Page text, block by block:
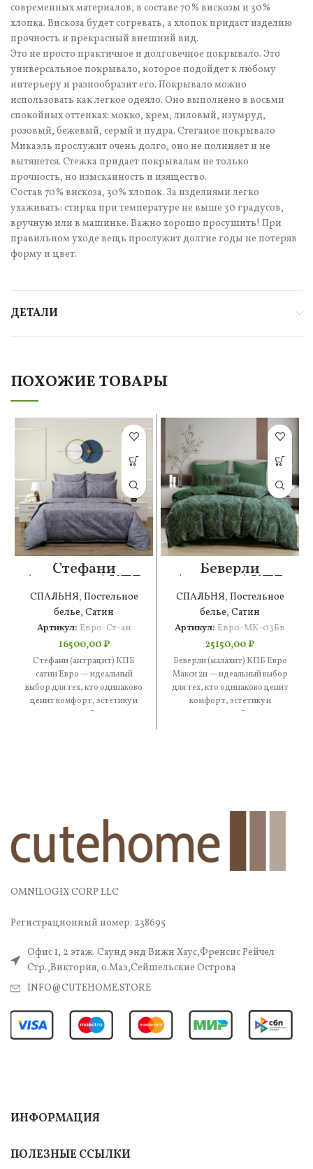
современных материалов, в составе 70% вискозы и 30%
хлопка. Вискоза будет согревать, а хлопок придаст изделию
прочность и прекрасный внешний вид.
Это не просто практичное и долговечное покрывало. Это
универсальное покрывало, которое подойдет к любому
интерьеру и разнообразит его. Покрывало можно
использовать как легкое одеяло. Оно выполнено в восьми
спокойных оттенках: мокко, крем, лиловый, изумруд,
розовый, бежевый, серый и пудра. Стеганое покрывало
Микаэль прослужит очень долго, оно не полиняет и не
вытянется. Стежка придает покрывалам не только
прочность, но изысканность и изящество.
Состав 70% вискоза, 30% хлопок. За изделиями легко
ухаживать: стирка при температуре не выше 30 градусов,
вручную или в машинке. Важно хорошо просушить! При
правильном уходе вещь прослужит долгие годы не потеряв
форму и цвет.
ДЕТАЛИ
ПОХОЖИЕ ТОВАРЫ
Стефани
(антрацит) КПБ
сатин Евро
СПАЛЬНЯ, Постельное
белье, Сатин
Артикул: Евро-Ст-ан
16500,00₽
Стефани (антрацит) КПБ
сатин Евро — идеальный
выбор для тех, кто одинаково
ценит комфорт, эстетику и
практичность. В составе —
Беверли
(малахит) КПБ
Евро Макси 2н
СПАЛЬНЯ, Постельное
белье, Сатин
Артикул: Евро-МК-03Бв
25150,00₽
Беверли (малахит) КПБ Евро
Макси 2н — идеальный выбор
для тех, кто одинаково ценит
комфорт, эстетику и
практичность. В составе
OMNILOGIX CORP LLC
Регистрационный номер: 238695
Офис 1, 2 этаж. Саунд энд Вижн Хаус,Френсис Рейчел
Стр.,Виктория, о.Маэ,Сейшельские Острова
INFO@CUTEHOME.STORE
ИНФОРМАЦИЯ
ПОЛЕЗНЫЕ ССЫЛКИ